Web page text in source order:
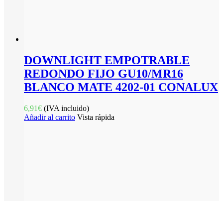
DOWNLIGHT EMPOTRABLE
REDONDO FIJO GU10/MR16
BLANCO MATE 4202-01 CONALUX
6,91€ (IVA incluido)
Añadir al carrito Vista rápida